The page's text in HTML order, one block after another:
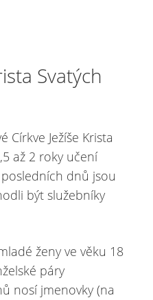
Svatých
Ježíše Krista
až 2 roky učení
dnů jsou
být služebníky
ženy ve věku 18
páry
nosí jmenovky (na